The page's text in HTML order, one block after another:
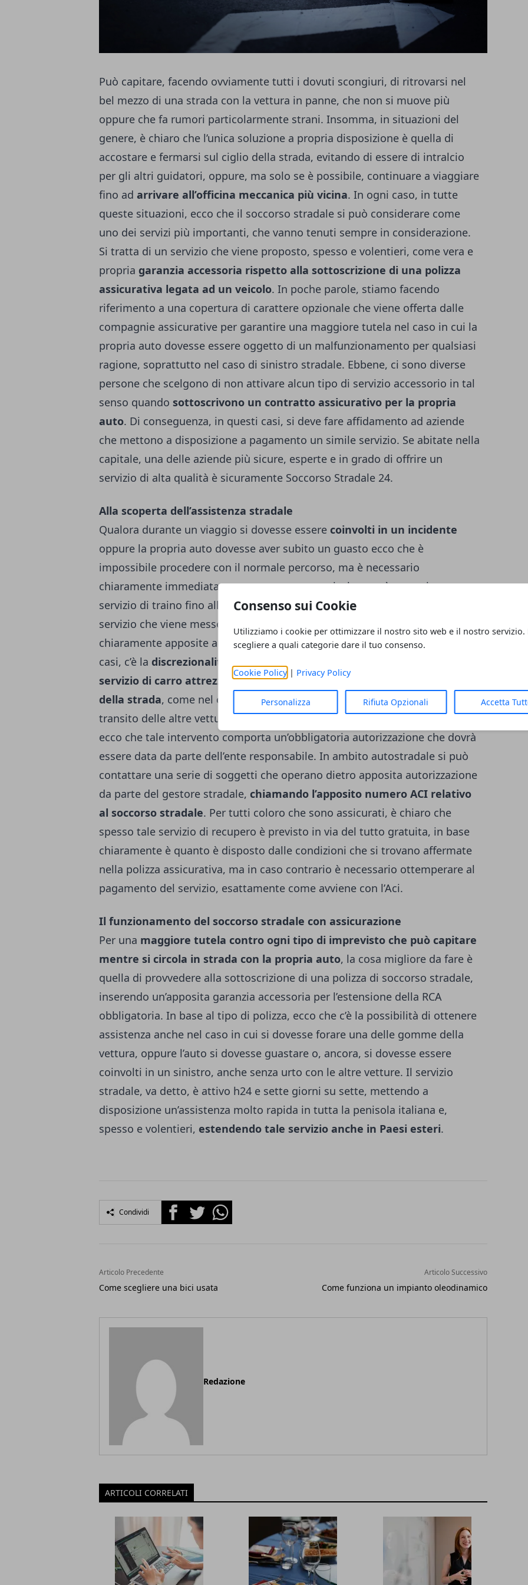
Consenso sui Cookie
Utilizziamo i cookie per ottimizzare il nostro sito web e il nostro servizio.
scegliere a quali categorie dare il tuo consenso.
Cookie Policy| Privacy Policy
Personalizza Rifiuta Opzionali Accetta
Può capitare, facendo ovviamente tutti i dovuti scongiuri, di ritrovarsi nel
bel mezzo di una strada con la vettura in panne, che non si muove più
oppure che fa rumori particolarmente strani. Insomma, in situazioni del
genere, è chiaro che l’unica soluzione a propria disposizione è quella di
accostare e fermarsi sul ciglio della strada, evitando di essere di intralcio
per gli altri guidatori, oppure, ma solo se è possibile, continuare a viaggiare
fino ad arrivare all’officina meccanica più vicina. In ogni caso, in tutte
queste situazioni, ecco che il soccorso stradale si può considerare come
uno dei servizi più importanti, che vanno tenuti sempre in considerazione.
Si tratta di un servizio che viene proposto, spesso e volentieri, come vera e
propria garanzia accessoria rispetto alla sottoscrizione di una polizza
assicurativa legata ad un veicolo. In poche parole, stiamo facendo
riferimento a una copertura di carattere opzionale che viene offerta dalle
compagnie assicurative per garantire una maggiore tutela nel caso in cui la
propria auto dovesse essere oggetto di un malfunzionamento per qualsiasi
ragione, soprattutto nel caso di sinistro stradale. Ebbene, ci sono diverse
persone che scelgono di non attivare alcun tipo di servizio accessorio in tal
senso quando sottoscrivono un contratto assicurativo per la propria
auto. Di conseguenza, in questi casi, si deve fare affidamento ad aziende
che mettono a disposizione a pagamento un simile servizio. Se abitate nella
capitale, una delle aziende più sicure, esperte e in grado di offrire un
servizio di alta qualità è sicuramente Soccorso Stradale 24.
Alla scoperta dell’assistenza stradale
Qualora durante un viaggio si dovesse essere coinvolti in un incidente
oppure la propria auto dovesse aver subito un guasto ecco che è
impossibile procedere con il normale percorso, ma è necessario
chiaramente immediatamente un carro attrezzi, che saprà garantire un
servizio di traino fino all’officina che si trova nei paraggi.
servizio che viene messo a disposizione da parte di aziende che hanno
chiaramente apposite autorizzazioni per lavorare in questo settore. In alcuni
casi, c’è la discrezionalità di contattare l’impresa che garantisce il
servizio di carro attrezzi senza dover segnalare alcunché al gestore
della strada, come nel caso in cui la vettura non va ad ostacolare il normale
transito delle altre vetture, mentre qualora si dovesse bloccare il traffico,
ecco che tale intervento comporta un’obbligatoria autorizzazione che dovrà
essere data da parte dell’ente responsabile. In ambito autostradale si può
contattare una serie di soggetti che operano dietro apposita autorizzazione
da parte del gestore stradale, chiamando l’apposito numero ACI relativo
al soccorso stradale. Per tutti coloro che sono assicurati, è chiaro che
spesso tale servizio di recupero è previsto in via del tutto gratuita, in base
chiaramente è quanto è disposto dalle condizioni che si trovano affermate
nella polizza assicurativa, ma in caso contrario è necessario ottemperare al
pagamento del servizio, esattamente come avviene con l’Aci.
Il funzionamento del soccorso stradale con assicurazione
Per una maggiore tutela contro ogni tipo di imprevisto che può capitare
mentre si circola in strada con la propria auto, la cosa migliore da fare è
quella di provvedere alla sottoscrizione di una polizza di soccorso stradale,
inserendo un’apposita garanzia accessoria per l’estensione della RCA
obbligatoria. In base al tipo di polizza, ecco che c’è la possibilità di ottenere
assistenza anche nel caso in cui si dovesse forare una delle gomme della
vettura, oppure l’auto si dovesse guastare o, ancora, si dovesse essere
coinvolti in un sinistro, anche senza urto con le altre vetture. Il servizio
stradale, va detto, è attivo h24 e sette giorni su sette, mettendo a
disposizione un’assistenza molto rapida in tutta la penisola italiana e,
spesso e volentieri, estendendo tale servizio anche in Paesi esteri.
Condividi FacebookTwitterWhatsapp
Articolo Precedente
Come scegliere una bici usata
Articolo Successivo
Come funziona un impianto oleodinamico
Redazione
ARTICOLI CORRELATI